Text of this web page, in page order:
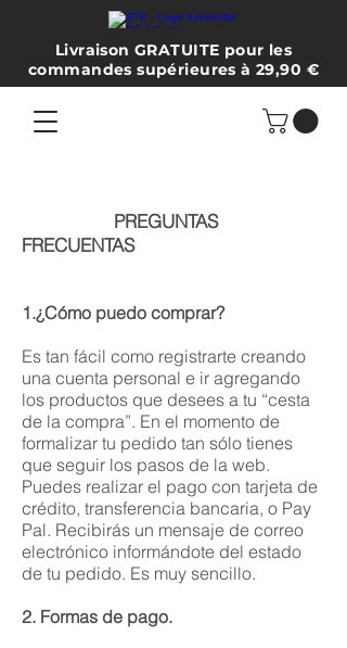
Livraison GRATUITE pour les
commandes supérieures à 29,90 €
PREGUNTAS
FRECUENTAS
1.¿Cómo puedo comprar?
Es tan fácil como registrarte creando
una cuenta personal e ir agregando
los productos que desees a tu “cesta
de la compra”. En el momento de
formalizar tu pedido tan sólo tienes
que seguir los pasos de la web.
Puedes realizar el pago con tarjeta de
crédito, transferencia bancaria, o Pay
Pal. Recibirás un mensaje de correo
electrónico informándote del estado
de tu pedido. Es muy sencillo.
2. Formas de pago.